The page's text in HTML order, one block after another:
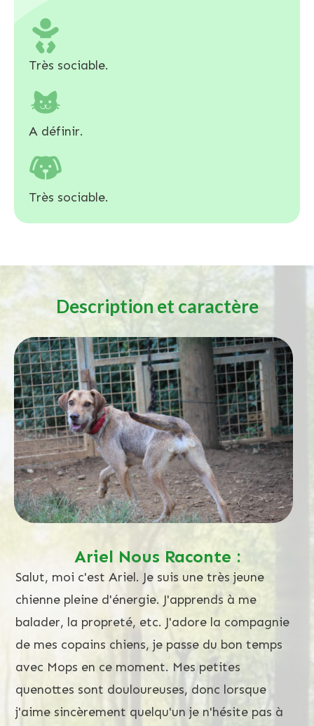
Très sociable.
A définir.
Très sociable.
Description et caractère
Ariel Nous Raconte :
Salut, moi c'est Ariel. Je suis une très jeune
chienne pleine d'énergie. J'apprends à me
balader, la propreté, etc. J'adore la compagnie
de mes copains chiens, je passe du bon temps
avec Mops en ce moment. Mes petites
quenottes sont douloureuses, donc lorsque
j'aime sincèrement quelqu'un je n'hésite pas à